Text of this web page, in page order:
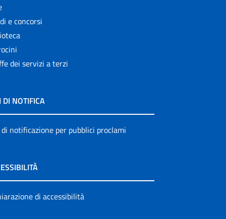
e concorsi
dei servizi a terzi
DI NOTIFICA
notificazione per pubblici proclami
di accessibilità